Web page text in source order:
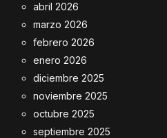
abril 2026
marzo 2026
febrero 2026
enero 2026
diciembre 2025
noviembre 2025
octubre 2025
septiembre 2025